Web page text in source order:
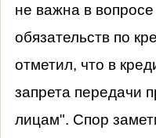
не важна в
обязательств по
отметил, что в
запрета передачи
лицам". Спор